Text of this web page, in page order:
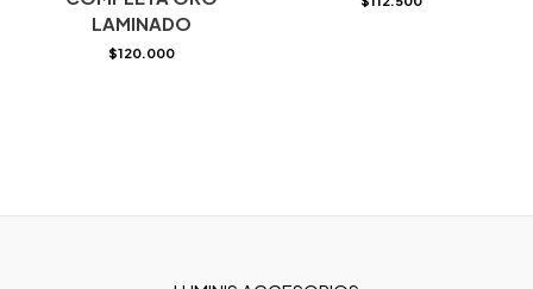
LAMINADO
$120.000